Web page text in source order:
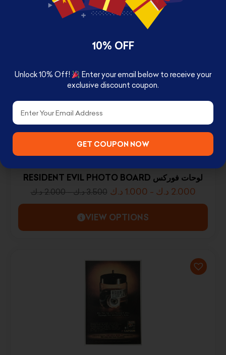
2.000 - 3.500 د.ك 1.000-د.ك
VIEW OPTIONS
RESIDENT EVIL PHOTO BOARD لوحات فوركس
2.000 د.ك - 3.500 د.ك 1.000 د.ك - 2.000 د.ك
VIEW OPTIONS
10% OFF
Unlock 10% Off!
Enter your email below to receive your
exclusive discount coupon.
Email
GET COUPON NOW